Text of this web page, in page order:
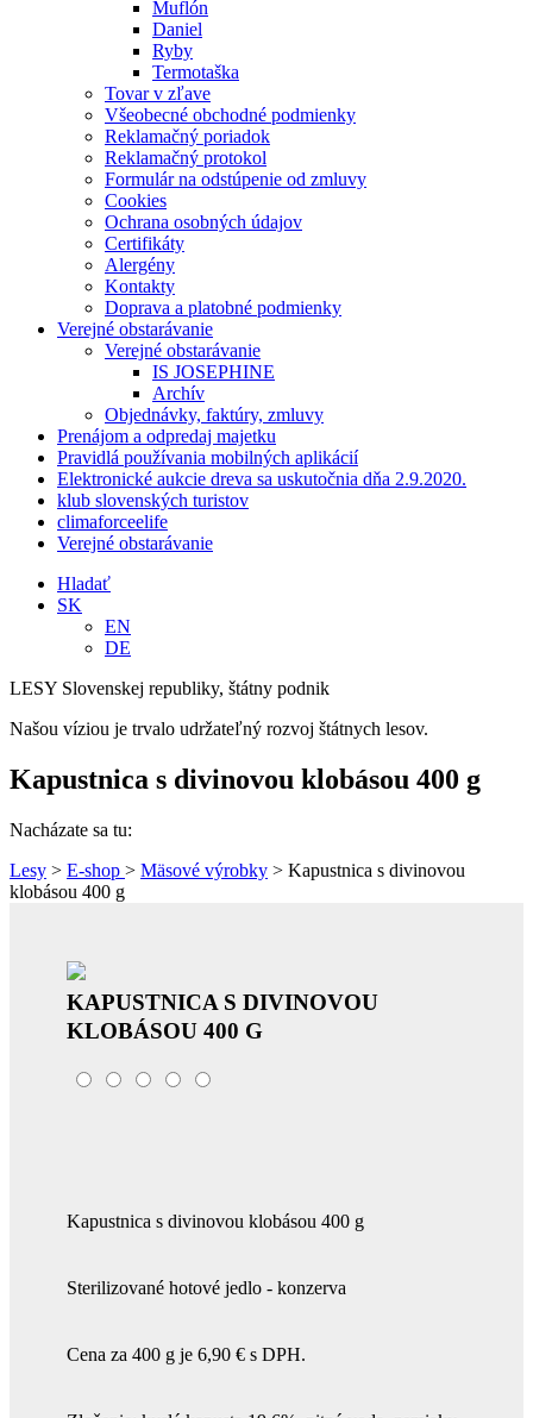
Muflón
Daniel
Ryby
Termotaška
Tovar v zľave
Všeobecné obchodné podmienky
Reklamačný poriadok
Reklamačný protokol
Formulár na odstúpenie od zmluvy
Cookies
Ochrana osobných údajov
Certifikáty
Alergény
Kontakty
Doprava a platobné podmienky
Verejné obstarávanie
Verejné obstarávanie
IS JOSEPHINE
Archív
Objednávky, faktúry, zmluvy
Prenájom a odpredaj majetku
Pravidlá používania mobilných aplikácií
Elektronické aukcie dreva sa uskutočnia dňa 2.9.2020.
klub slovenských turistov
climaforceelife
Verejné obstarávanie
Hladať
SK
EN
DE
LESY Slovenskej republiky, štátny podnik
Našou víziou je trvalo udržateľný rozvoj štátnych lesov.
Kapustnica s divinovou klobásou 400 g
Nacházate sa tu:
Lesy > E-shop > Mäsové výrobky > Kapustnica s divinovou
klobásou 400 g
KAPUSTNICA S DIVINOVOU
KLOBÁSOU 400 G
Kapustnica s divinovou klobásou 400 g
Sterilizované hotové jedlo - konzerva
Cena za 400 g je 6,90 € s DPH.